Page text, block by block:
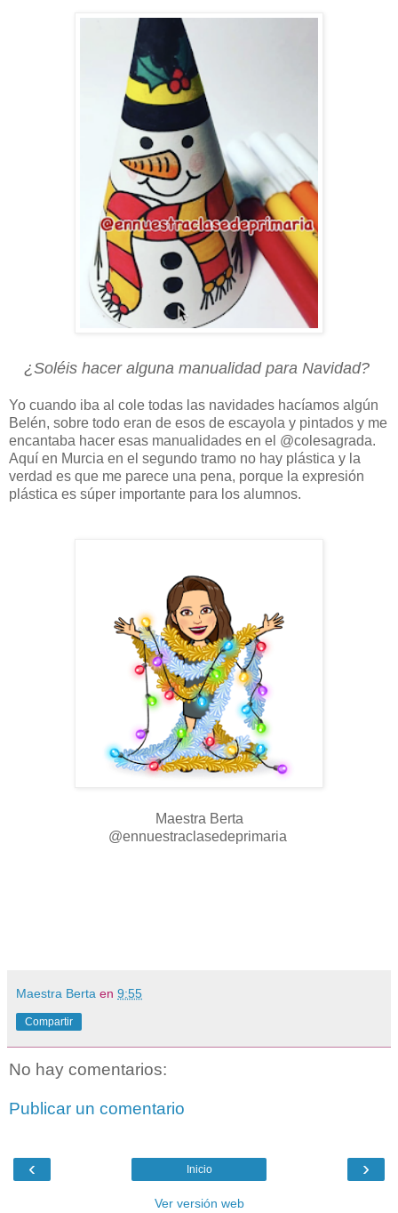
¿Soléis hacer alguna manualidad para Navidad?
Yo cuando iba al cole todas las navidades hacíamos algún
Belén, sobre todo eran de esos de escayola y pintados y me
encantaba hacer esas manualidades en el @colesagrada.
Aquí en Murcia en el segundo tramo no hay plástica y la
verdad es que me parece una pena, porque la expresión
plástica es súper importante para los alumnos.
Maestra Berta
@ennuestraclasedeprimaria
Maestra Berta en 9:55
Compartir
No hay comentarios:
Publicar un comentario
‹ ›
Inicio
Ver versión web